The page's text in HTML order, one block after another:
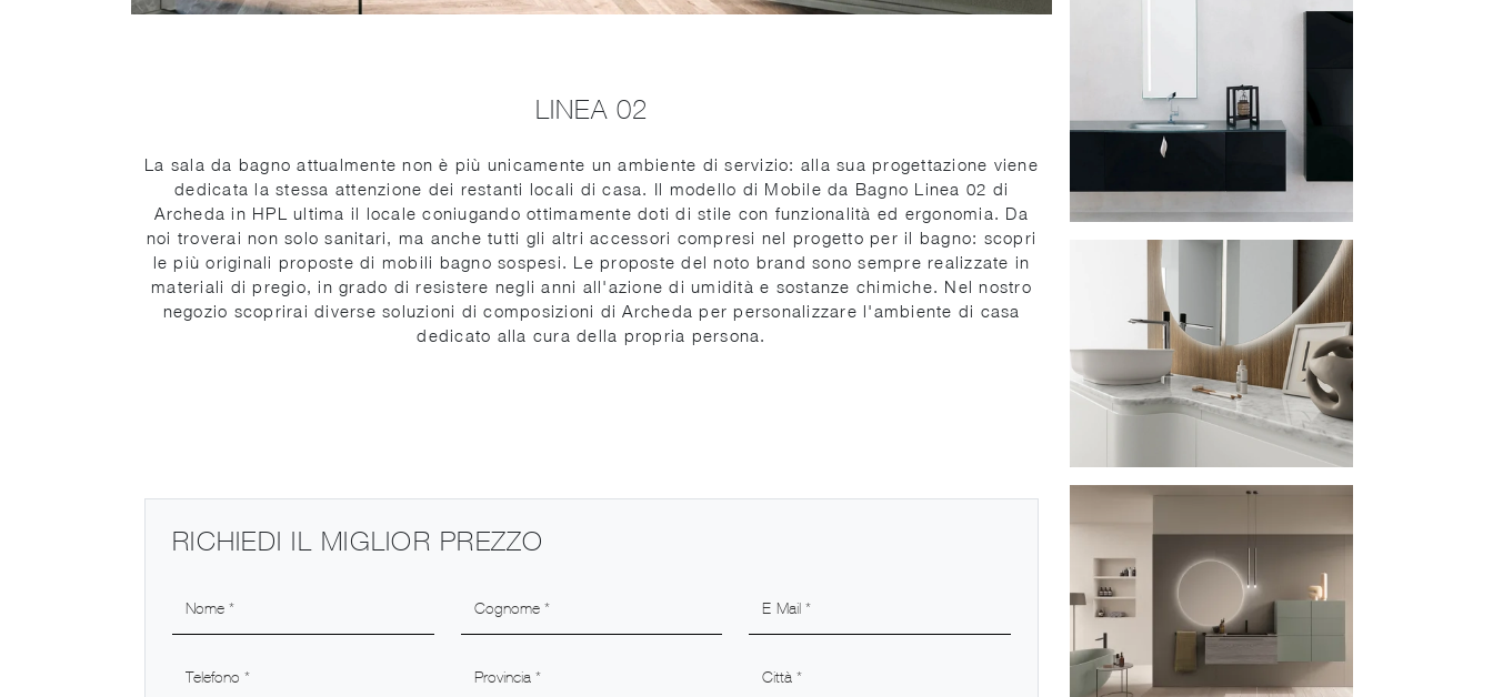
LINEA 02
La sala da bagno attualmente non è più unicamente un ambiente di servizio: alla sua progettazione viene
dedicata la stessa attenzione dei restanti locali di casa. Il modello di Mobile da Bagno Linea 02 di
Archeda in HPL ultima il locale coniugando ottimamente doti di stile con funzionalità ed ergonomia. Da
noi troverai non solo sanitari, ma anche tutti gli altri accessori compresi nel progetto per il bagno: scopri
le più originali proposte di mobili bagno sospesi. Le proposte del noto brand sono sempre realizzate in
materiali di pregio, in grado di resistere negli anni all'azione di umidità e sostanze chimiche. Nel nostro
negozio scoprirai diverse soluzioni di composizioni di Archeda per personalizzare l'ambiente di casa
dedicato alla cura della propria persona.
RICHIEDI IL MIGLIOR PREZZO